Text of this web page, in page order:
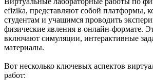
efizika, представляют собой платформы,
студентам и учащимся проводить
физические явления в онлайн-формате.
включают симуляции, интерактивные
материалы.
Вот несколько ключевых аспектов
работ: